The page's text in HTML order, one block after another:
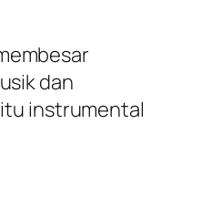
dan
instrumental